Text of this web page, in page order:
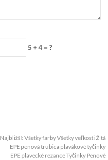
5 + 4 = ?
Najbližší: Všetky farby Všetky veľkosti Žltá
EPE penová trubica plavákové tyčinky
EPE plavecké rezance Tyčinky Penové